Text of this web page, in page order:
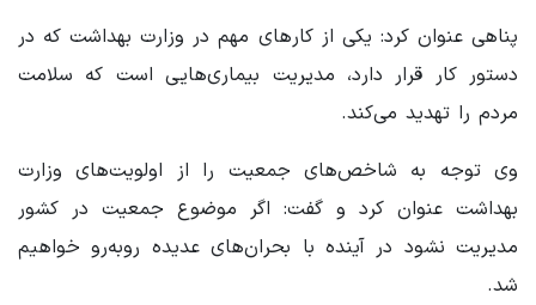
پناهی عنوان کرد: یکی از کارهای مهم در وزارت بهداشت که در
دستور کار قرار دارد، مدیریت بیماری‌هایی است که سلامت
مردم را تهدید می‌کند.
وی توجه به شاخص‌های جمعیت را از اولویت‌های وزارت
بهداشت عنوان کرد و گفت: اگر موضوع جمعیت در کشور
مدیریت نشود در آینده با بحران‌های عدیده روبه‌رو خواهیم
شد.